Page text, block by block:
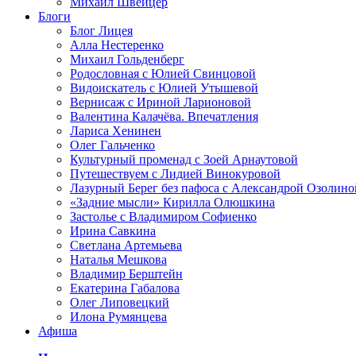
Блоги
Блог Лицея
Алла Нестеренко
Михаил Гольденберг
Родословная с Юлией Свинцовой
Видоискатель с Юлией Утышевой
Вернисаж с Ириной Ларионовой
Валентина Калачёва. Впечатления
Лариса Хенинен
Олег Гальченко
Культурный променад с Зоей Арнаутовой
Путешествуем с Лидией Винокуровой
Лазурный Берег без пафоса с Александрой
«Задние мысли» Кирилла Олюшкина
Застолье с Владимиром Софиенко
Ирина Савкина
Светлана Артемьева
Наталья Мешкова
Владимир Берштейн
Екатерина Габалова
Олег Липовецкий
Илона Румянцева
Афиша